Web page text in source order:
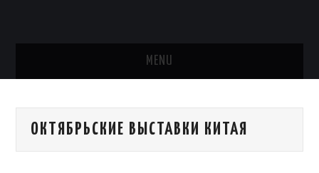
MENU
КАЛЕНДАРЬ ВЫСТАВОК В КИТАЕ
ОКТЯБРЬСКИЕ ВЫСТАВКИ КИТАЯ